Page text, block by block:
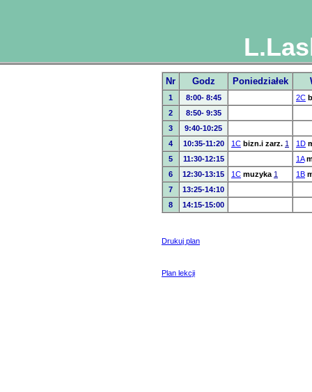
Nr Godz Poniedziałek
1 8:00- 8:45 2C
2
8:50- 9:35
3
9:40-10:25
4
10:35-11:20 1C bizn.i zarz. 1 1D
5
11:30-12:15 1A
6
12:30-13:15 1C muzyka 1 1B
7
13:25-14:10
8
14:15-15:00
Drukuj plan
Plan lekcji